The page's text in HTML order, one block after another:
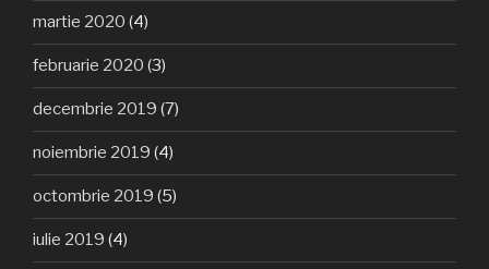
martie 2020 (4)
februarie 2020 (3)
decembrie 2019 (7)
noiembrie 2019 (4)
octombrie 2019 (5)
iulie 2019 (4)